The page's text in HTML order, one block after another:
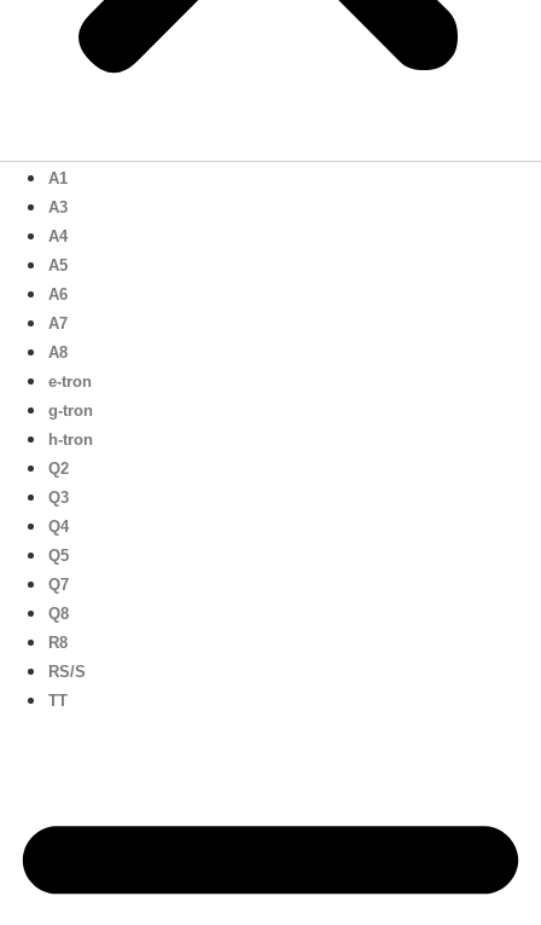
A1
A3
A4
A5
A6
A7
A8
e-tron
g-tron
h-tron
Q2
Q3
Q4
Q5
Q7
Q8
R8
RS/S
TT